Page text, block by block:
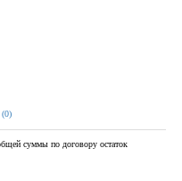
суммы по договору остаток